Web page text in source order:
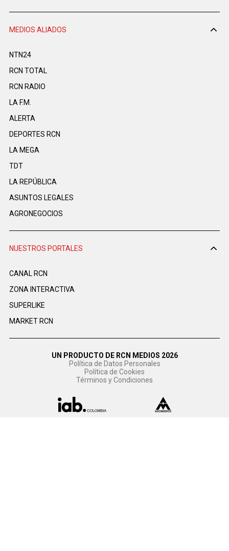
MEDIOS ALIADOS
NTN24
RCN TOTAL
RCN RADIO
LA F.M.
ALERTA
DEPORTES RCN
LA MEGA
TDT
LA REPÚBLICA
ASUNTOS LEGALES
AGRONEGOCIOS
NUESTROS PORTALES
CANAL RCN
ZONA INTERACTIVA
SUPERLIKE
MARKET RCN
UN PRODUCTO DE RCN MEDIOS 2026
Política de Datos Personales
Política de Cookies
Términos y Condiciones